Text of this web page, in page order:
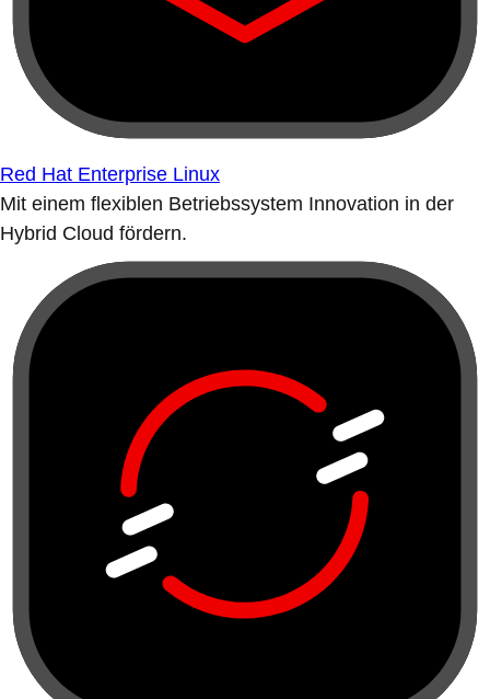
Red Hat Enterprise Linux
Mit einem flexiblen Betriebssystem Innovation in der
Hybrid Cloud fördern.